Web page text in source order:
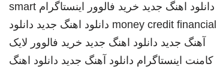
دانلود اهنگ جدید خرید فالوور اینستاگرام smart
money credit financial دانلود اهنگ جدید دانلود
آهنگ جدید دانلود اهنگ جدید خرید فالوور لایک
کامنت اینستاگرام دانلود آهنگ جدید دانلود اهنگ